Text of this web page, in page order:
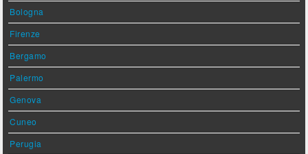
Bologna
Firenze
Bergamo
Palermo
Genova
Cuneo
Perugia